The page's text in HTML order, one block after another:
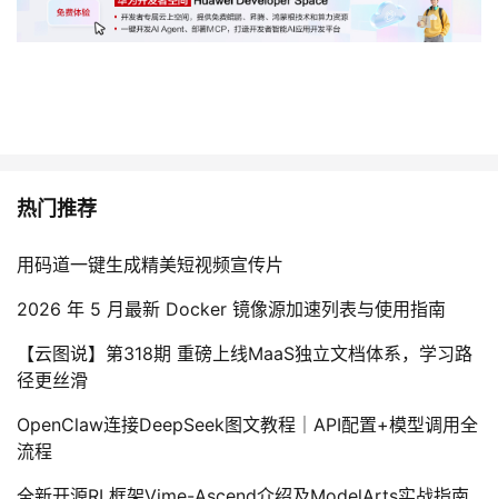
热门推荐
用码道一键生成精美短视频宣传片
2026 年 5 月最新 Docker 镜像源加速列表与使用指南
【云图说】第318期 重磅上线MaaS独立文档体系，学习路
径更丝滑
OpenClaw连接DeepSeek图文教程｜API配置+模型调用全
流程